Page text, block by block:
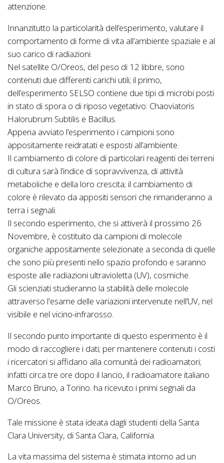
attenzione.
Innanzitutto la particolarità dell’esperimento, valutare il
comportamento di forme di vita all’ambiente spaziale e al
suo carico di radiazioni.
Nel satellite O/Oreos, del peso di 12 libbre, sono
contenuti due differenti carichi utili; il primo,
dell’esperimento SELSO contiene due tipi di microbi posti
in stato di spora o di riposo vegetativo: Chaoviatoris
Halorubrum Subtilis e Bacillus.
Appena avviato l’esperimento i campioni sono
appositamente reidratati e esposti all’ambiente.
Il cambiamento di colore di particolari reagenti dei terreni
di cultura sarà l’indice di sopravvivenza, di attività
metaboliche e della loro crescita; il cambiamento di
colore è rilevato da appositi sensori che rimanderanno a
terra i segnali.
Il secondo esperimento, che si attiverà il prossimo 26
Novembre, è costituito da campioni di molecole
organiche appositamente selezionate a seconda di quelle
che sono più presenti nello spazio profondo e saranno
esposte alle radiazioni ultravioletta (UV), cosmiche.
Gli scienziati studieranno la stabilità delle molecole
attraverso l'esame delle variazioni intervenute nell’UV, nel
visibile e nel vicino-infrarosso.
Il secondo punto importante di questo esperimento è il
modo di raccogliere i dati; per mantenere contenuti i costi
i ricercatori si affidano alla comunità dei radioamatori;
infatti circa tre ore dopo il lancio, il radioamatore italiano
Marco Bruno, a Torino. ha ricevuto i primi segnali da
O/Oreos.
Tale missione è stata ideata dagli studenti della Santa
Clara University, di Santa Clara, California.
La vita massima del sistema è stimata intorno ad un